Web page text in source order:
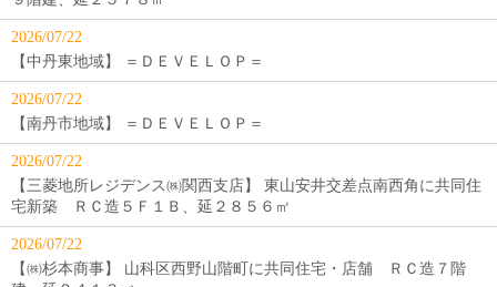
2026/07/22
【中丹東地域】 ＝ＤＥＶＥＬＯＰ＝
2026/07/22
【南丹市地域】 ＝ＤＥＶＥＬＯＰ＝
2026/07/22
【三菱地所レジデンス㈱関西支店】 東山安井交差点南西角に共同住
宅新築 ＲＣ造５Ｆ１Ｂ、延２８５６㎡
2026/07/22
【㈱杉本商事】 山科区西野山階町に共同住宅・店舗 ＲＣ造７階